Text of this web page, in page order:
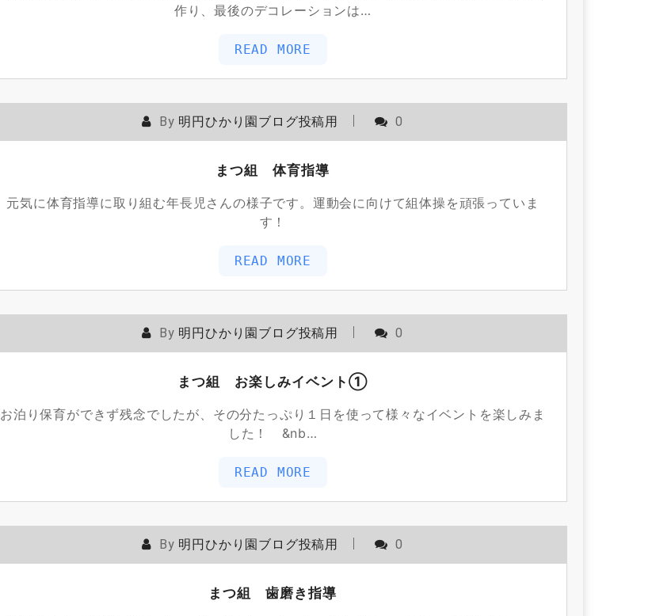
作り、最後のデコレーションは…
READ MORE
By 明円ひかり園ブログ投稿用 0
まつ組 体育指導
元気に体育指導に取り組む年長児さんの様子です。運動会に向けて組体操を頑張っていま
す！
READ MORE
By 明円ひかり園ブログ投稿用 0
まつ組 お楽しみイベント①
お泊り保育ができず残念でしたが、その分たっぷり１日を使って様々なイベントを楽しみま
した！ &nb…
READ MORE
By 明円ひかり園ブログ投稿用 0
まつ組 歯磨き指導